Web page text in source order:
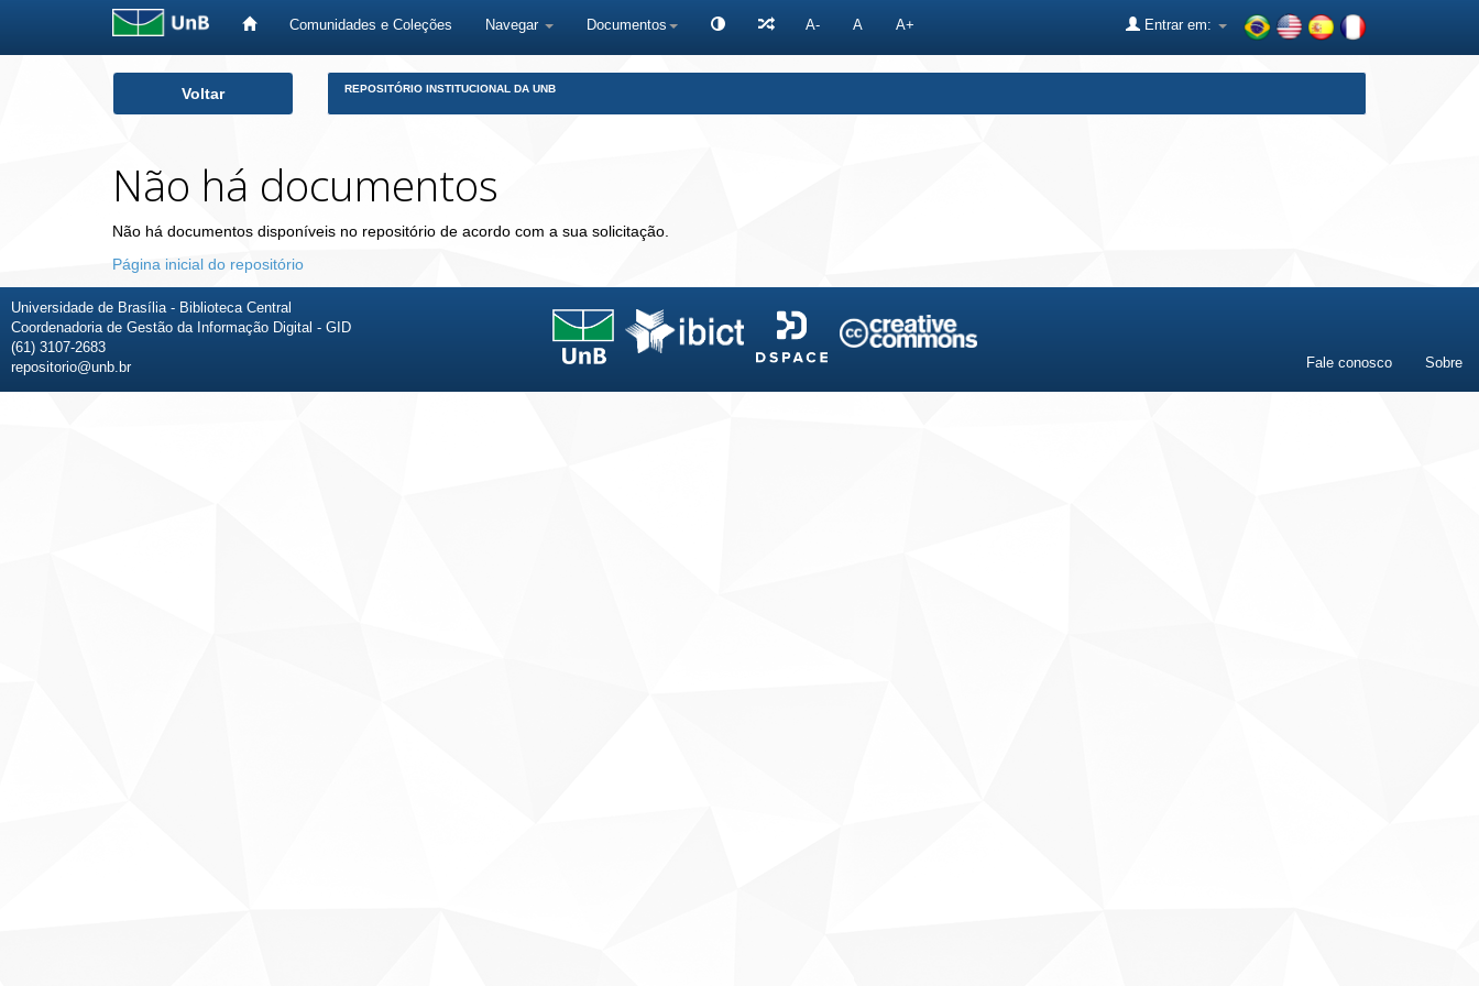
Comunidades e Coleções Navegar Documentos A- A A+ Entrar em:
Voltar REPOSITÓRIO INSTITUCIONAL DA UNB
Não há documentos
Não há documentos disponíveis no repositório de acordo com a sua solicitação.
Página inicial do repositório
Universidade de Brasília - Biblioteca Central
Coordenadoria de Gestão da Informação Digital - GID
(61) 3107-2683
repositorio@unb.br
Fale conosco Sobre